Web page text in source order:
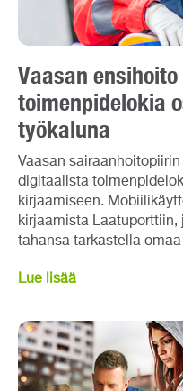
Vaasan
toimenpidelokia
työkaluna
Vaasan
digitaalista
kirjaamiseen.
kirjaamista
tahansa tarkastella
Lue lisää